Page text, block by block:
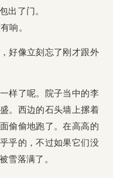
出了门。
响。
好像立刻忘了刚才跟外
样了呢。院子当中的李
。西边的石头墙上摞着
偷偷地跑了。在高高的
乎的，不过如果它们没
雪落满了。